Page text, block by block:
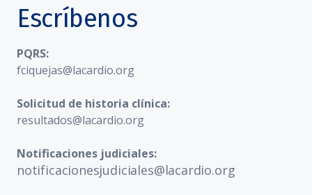
Escríbenos
PQRS:
fciquejas@lacardio.org
Solicitud de historia clínica:
resultados@lacardio.org
Notificaciones judiciales:
notificacionesjudiciales@lacardio.org